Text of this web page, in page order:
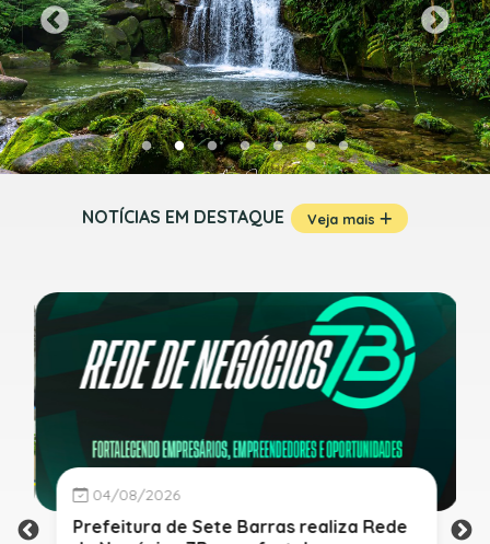
NOTÍCIAS EM DESTAQUE Veja mais
04/08/2026
Prefeitura de Sete Barras realiza Rede